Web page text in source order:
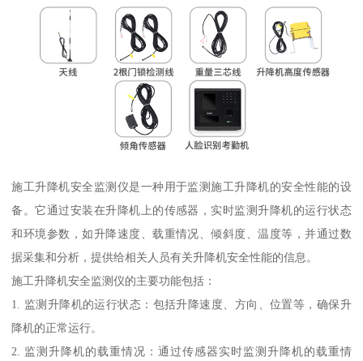
施工升降机安全监测仪是一种用于监测施工升降机的安全性能的设
备。它通过安装在升降机上的传感器，实时监测升降机的运行状态
和环境参数，如升降速度、载重情况、倾斜度、温度等，并通过数
据采集和分析，提供给相关人员有关升降机安全性能的信息。
施工升降机安全监测仪的主要功能包括：
1. 监测升降机的运行状态：包括升降速度、方向、位置等，确保升
降机的正常运行。
2. 监测升降机的载重情况：通过传感器实时监测升降机的载重情